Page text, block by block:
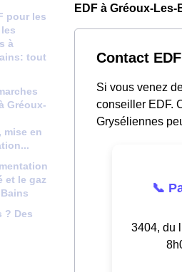
pour les
à
tout
Gréoux-
mise en
et le gaz
? Des
EDF à Gréoux-Les-
Contact
Si vous venez
conseiller EDF.
Gryséliennes
📞
3404, du